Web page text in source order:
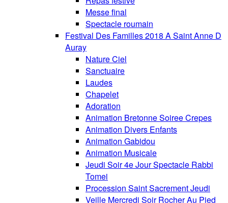
Messe final
Spectacle roumain
Festival Des Familles 2018 A Saint Anne D
Auray
Nature Ciel
Sanctuaire
Laudes
Chapelet
Adoration
Animation Bretonne Soiree Crepes
Animation Divers Enfants
Animation Gabidou
Animation Musicale
Jeudi Soir 4e Jour Spectacle Rabbi
Tomei
Procession Saint Sacrement Jeudi
Veille Mercredi Soir Rocher Au Pied